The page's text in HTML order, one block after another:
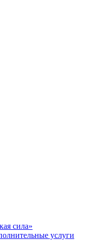
сила»
услуги